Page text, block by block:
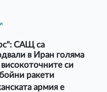
САЩ са
в Иран голяма
високоточните си
ракети
армия е